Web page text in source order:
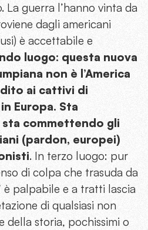
La guerra l’hanno vinta da
dagli americani
è accettabile e
luogo: questa nuova
non è l’America
ai cattivi di
Europa. Sta
commettendo gli
(pardon, europei)
. In terzo luogo: pur
di colpa che trasuda da
è palpabile e a tratti lascia
di qualsiasi non
della storia, pochissimi o